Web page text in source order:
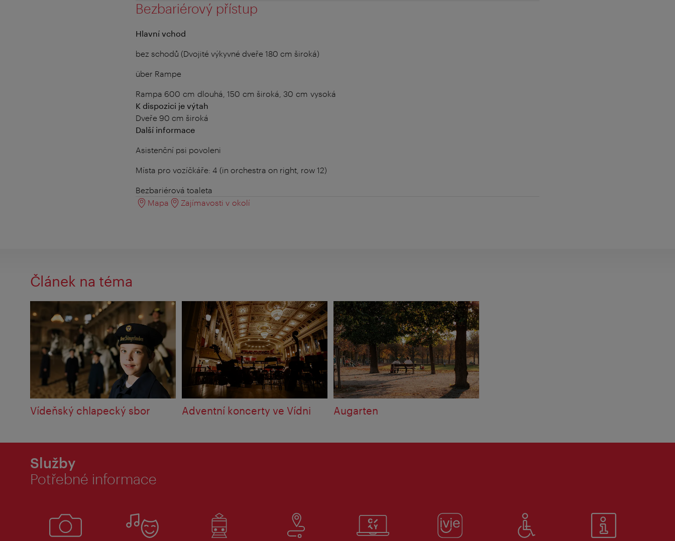
Bezbariérový přístup
Hlavní vchod
bez schodů (Dvojité výkyvné dveře 180 cm široká)
über Rampe
Rampa 600 cm dlouhá, 150 cm široká, 30 cm vysoká
K dispozici je výtah
Dveře 90 cm široká
Další informace
Asistenční psi povoleni
Místa pro vozíčkáře: 4 (in orchestra on right, row 12)
Bezbariérová toaleta
Mapa
Zajímavosti v okolí
Článek na téma
Vídeňský chlapecký sbor Adventní koncerty ve Vídni Augarten
Služby
Potřebné informace